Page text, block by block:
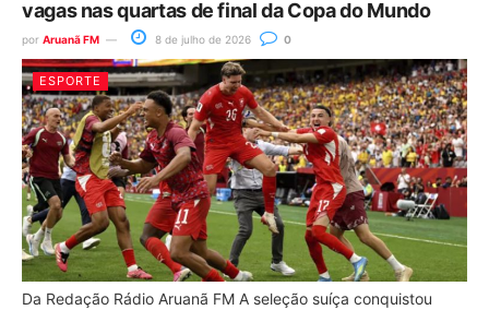
vagas nas quartas de final da Copa do Mundo
por Aruanã FM 8 de julho de 2026 0
ESPORTE
Da Redação Rádio Aruanã FM A seleção suíça conquistou